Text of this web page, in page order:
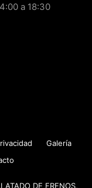
a 18:30
Galería
DE FRENOS,